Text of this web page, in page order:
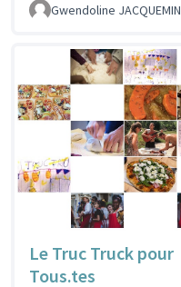
Gwendoline JACQUEMIN
Le Truc Truck pour
Tous.tes